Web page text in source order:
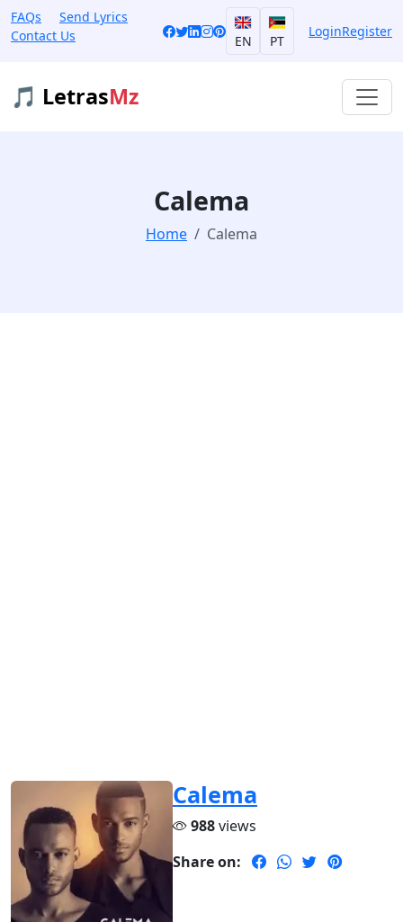
FAQs
Send Lyrics
Contact Us
EN PT
LoginRegister
🎵 LetrasMz
Calema
Home Calema
Calema
988views
Share on: